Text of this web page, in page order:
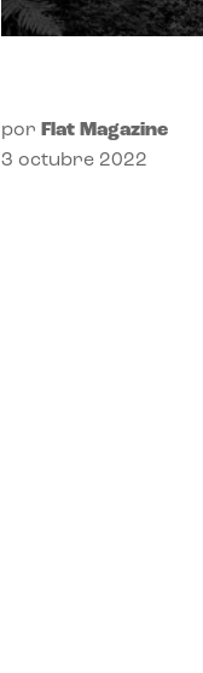
por Flat Magazine
3 octubre 2022